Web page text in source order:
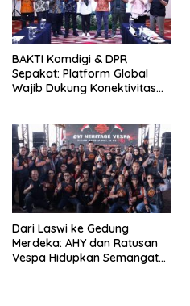
BAKTI Komdigi & DPR
Sepakat: Platform Global
Wajib Dukung Konektivitas
Dari Laswi ke Gedung
Merdeka: AHY dan Ratusan
Vespa Hidupkan Semangat